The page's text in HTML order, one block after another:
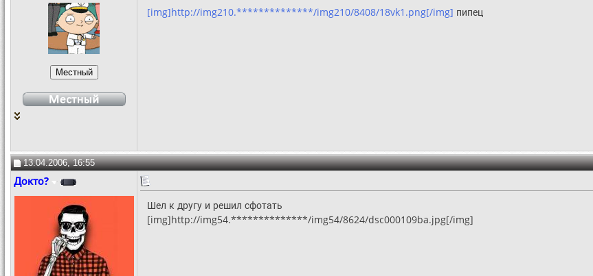
[img]http://img210.**************/img210/8408/18vk1.png[/img] пипец
13.04.2006, 16:55
Докто?
Шел к другу и решил сфотать
[img]http://img54.**************/img54/8624/dsc000109ba.jpg[/img]